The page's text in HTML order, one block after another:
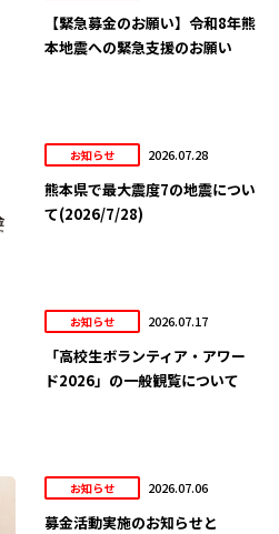
【緊急募金のお願い】令和8年熊
本地震への緊急支援のお願い
お知らせ 2026.07.28
熊本県で最大震度7の地震につい
て(2026/7/28)
お知らせ 2026.07.17
「高校生ボランティア・アワー
ド2026」の一般観覧について
お知らせ 2026.07.06
募金活動実施のお知らせと